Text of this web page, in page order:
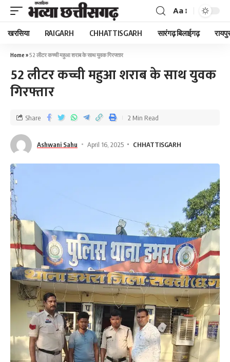
Aa
खरसिया RAIGARH CHHATTISGARH सारंगढ़ बिलाईगढ़
Home »52 लीटर कच्ची महुआ शराब के साथ युवक गिरफ्तार
52 लीटर कच्ची महुआ शराब के साथ युवक
गिरफ्तार
Ashwani Sahu April 16, 2025 CHHATTISGARH
Share 2 Min Read